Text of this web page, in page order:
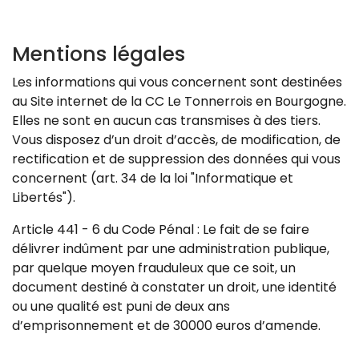
Mentions légales
Les informations qui vous concernent sont destinées
au Site internet de la CC Le Tonnerrois en Bourgogne.
Elles ne sont en aucun cas transmises à des tiers.
Vous disposez d’un droit d’accès, de modification, de
rectification et de suppression des données qui vous
concernent (art. 34 de la loi "Informatique et
Libertés").
Article 441 - 6 du Code Pénal : Le fait de se faire
délivrer indûment par une administration publique,
par quelque moyen frauduleux que ce soit, un
document destiné à constater un droit, une identité
ou une qualité est puni de deux ans
d’emprisonnement et de 30000 euros d’amende.